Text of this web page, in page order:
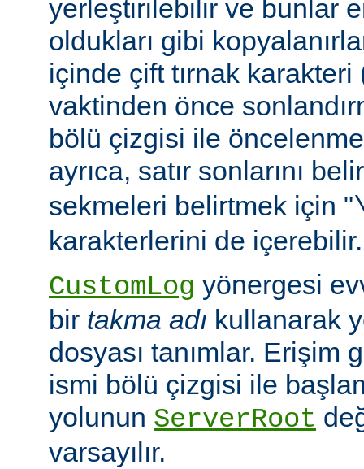
yerleştirilebilir ve bunlar
oldukları gibi
içinde çift tırnak
vaktinden önce
bölü çizgisi ile
ayrıca, satır sonlarını
sekmeleri belirtmek için "
karakterlerini de içerebilir.
CustomLog yönergesi
bir takma adı kullanarak
dosyası tanımlar. Erişim
ismi bölü çizgisi ile
yolunun ServerRoot
varsayılır.